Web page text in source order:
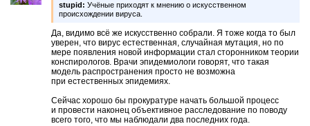
stupid: Учёные приходят к мнению о искусственном
происхождении вируса.
Да, видимо всё же искусственно собрали. Я тоже когда то был
уверен, что вирус естественная, случайная мутация, но по
мере появления новой информации стал сторонником теории
конспирологов. Врачи эпидемиологи говорят, что такая
модель распространения просто не возможна
при естественных эпидемиях.
Сейчас хорошо бы прокуратуре начать большой процесс
и провести наконец объективное расследование по поводу
всего того, что мы наблюдали два последних года.